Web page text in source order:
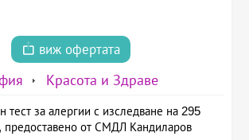
виж офертата
Красота и Здраве
тест за алергии с изследване на 295
предоставено от СМДЛ Кандиларов